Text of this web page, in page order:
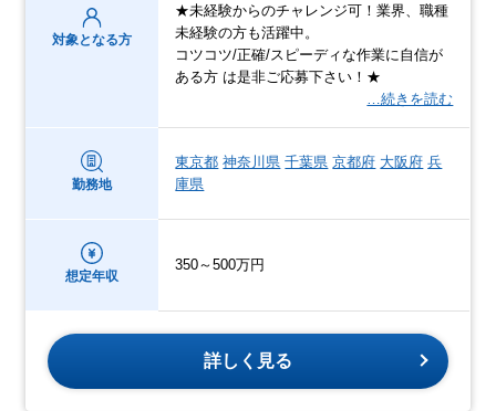
対象となる方
★未経験からのチャレンジ可！業界、職種
未経験の方も活躍中。
コツコツ/正確/スピーディな作業に自信が
ある方 は是非ご応募下さい！★
…続きを読む
勤務地
東京都 神奈川県 千葉県 京都府 大阪府 兵
庫県
想定年収
350～500万円
詳しく見る